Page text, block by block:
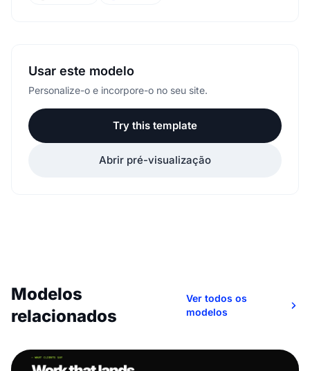
Usar este modelo
Personalize-o e incorpore-o no seu site.
Try this template
Abrir pré-visualização
Modelos
relacionados
Ver todos os
modelos